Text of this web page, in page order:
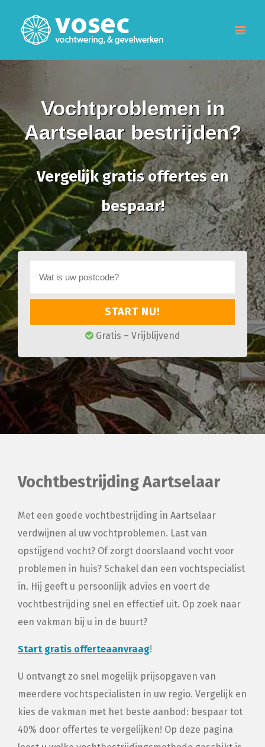
Vochtproblemen in
Aartselaar bestrijden?
Vergelijk gratis offertes en
bespaar!
START NU!
Gratis – Vrijblijvend
Vochtbestrijding Aartselaar
Met een goede vochtbestrijding in Aartselaar
verdwijnen al uw vochtproblemen. Last van
opstijgend vocht? Of zorgt doorslaand vocht voor
problemen in huis? Schakel dan een vochtspecialist
in. Hij geeft u persoonlijk advies en voert de
vochtbestrijding snel en effectief uit. Op zoek naar
een vakman bij u in de buurt?
Start gratis offerteaanvraag!
U ontvangt zo snel mogelijk prijsopgaven van
meerdere vochtspecialisten in uw regio. Vergelijk en
kies de vakman met het beste aanbod: bespaar tot
40% door offertes te vergelijken! Op deze pagina